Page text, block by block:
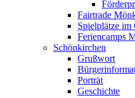
Fairtrade
Spielplätze im
Feriencamps
Schönkirchen
Grußwort
Porträt
Geschichte